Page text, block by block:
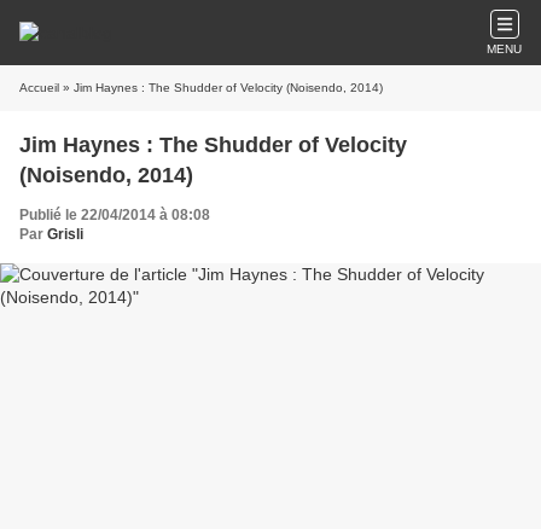
MENU
Accueil » Jim Haynes : The Shudder of Velocity (Noisendo, 2014)
Jim Haynes : The Shudder of Velocity
(Noisendo, 2014)
Publié le 22/04/2014 à 08:08
Par Grisli